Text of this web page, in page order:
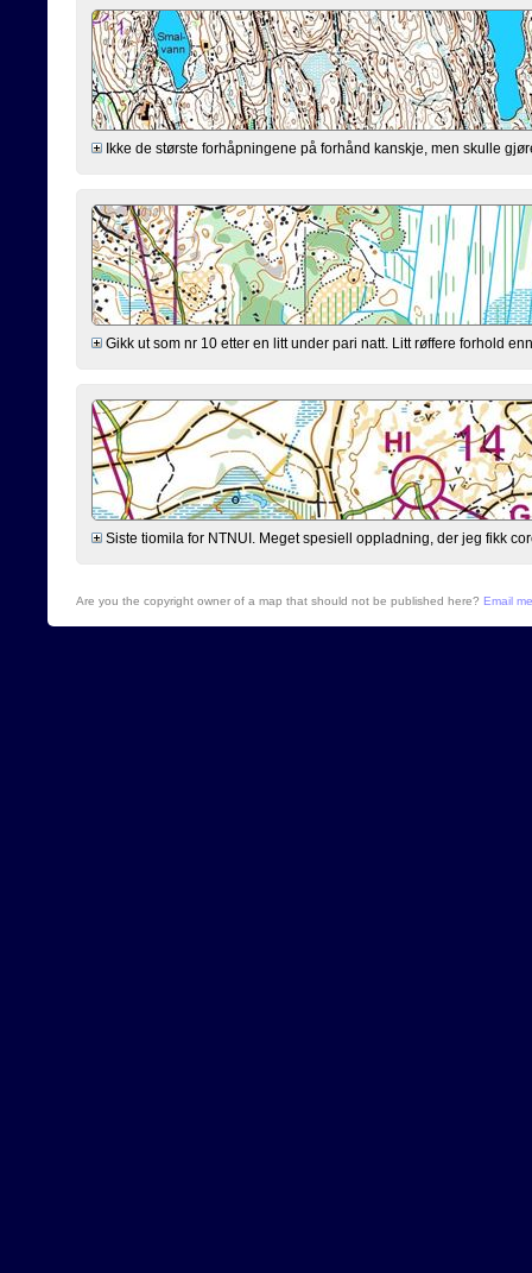
Ikke de største forhåpningene på forhånd kanskje, men skulle
Gikk ut som nr 10 etter en litt under pari natt. Litt røffere forhold
Siste tiomila for NTNUI. Meget spesiell oppladning, der jeg fikk
Are you the copyright owner of a map that should not be published here? Email me